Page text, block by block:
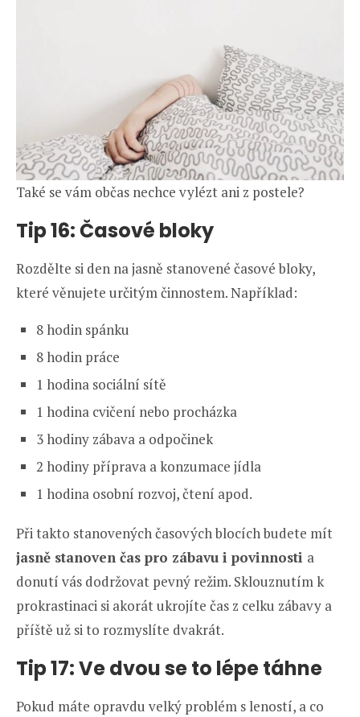
Také se vám občas nechce vylézt ani z postele?
Tip 16: Časové bloky
Rozdělte si den na jasně stanovené časové bloky,
které věnujete určitým činnostem. Například:
8 hodin spánku
8 hodin práce
1 hodina sociální sítě
1 hodina cvičení nebo procházka
3 hodiny zábava a odpočinek
2 hodiny příprava a konzumace jídla
1 hodina osobní rozvoj, čtení apod.
Při takto stanovených časových blocích budete mít
jasně stanoven čas pro zábavu i povinnosti a
donutí vás dodržovat pevný režim. Sklouznutím k
prokrastinaci si akorát ukrojíte čas z celku zábavy a
příště už si to rozmyslíte dvakrát.
Tip 17: Ve dvou se to lépe táhne
Pokud máte opravdu velký problém s leností, a co